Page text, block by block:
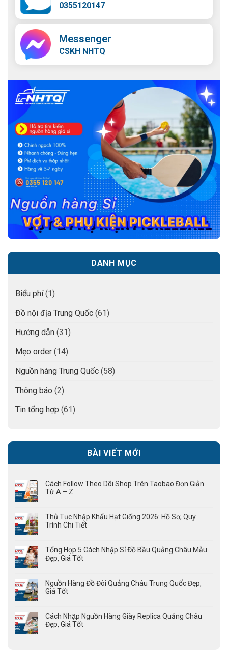
0355120147
Messenger
CSKH NHTQ
DANH MỤC
Biểu phí(1)
Đồ nội địa Trung Quốc (61)
Hướng dẫn (31)
Mẹo order (14)
Nguồn hàng Trung Quốc (58)
Thông báo (2)
Tin tổng hợp (61)
BÀI VIẾT MỚI
Cách Follow Theo Dõi Shop Trên Taobao Đơn Giản
Từ A – Z
Thủ Tục Nhập Khẩu Hạt Giống 2026: Hồ Sơ, Quy
Trình Chi Tiết
Tổng Hợp 5 Cách Nhập Sỉ Đồ Bầu Quảng Châu Mẫu
Đẹp, Giá Tốt
Nguồn Hàng Đồ Đôi Quảng Châu Trung Quốc Đẹp,
Giá Tốt
Cách Nhập Nguồn Hàng Giày Replica Quảng Châu
Đẹp, Giá Tốt